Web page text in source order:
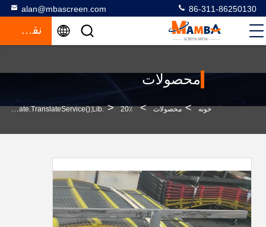
alan@mbascreen.com 86-311-86250130
نقل قول
محصولات
خونه > محصولات >
Self Cleaning Screen Meshfunction GtElInit() {var Lib = New Google.translate.TranslateService();lib. > 20٪ تا 60٪ دیافراگم خود تمیز کننده صفحه نمایش میش 0.2mm-1.2mm قطر سیم 1.5kg-7.5kg ظرفیت بار